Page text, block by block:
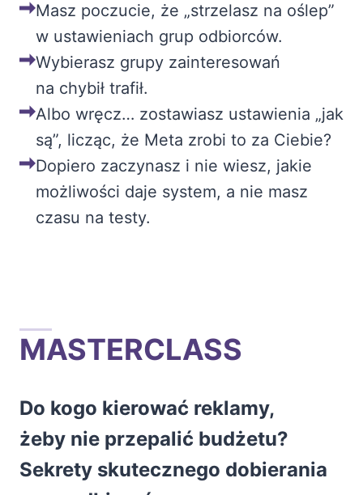
Masz poczucie, że „strzelasz na oślep”
w ustawieniach grup odbiorców.
Wybierasz grupy zainteresowań
na chybił trafił.
Albo wręcz… zostawiasz ustawienia „jak
są”, licząc, że Meta zrobi to za Ciebie?
Dopiero zaczynasz i nie wiesz, jakie
możliwości daje system, a nie masz
czasu na testy.
MASTERCLASS
Do kogo kierować reklamy,
żeby nie przepalić budżetu?
Sekrety skutecznego dobierania